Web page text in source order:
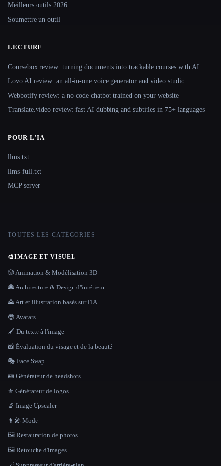
Meilleurs outils 2026
Soumettre un outil
LECTURE
Coursebox review: turning documents into trackable courses with AI
Lovo AI review: an all-in-one voice generator and video studio
Webbotify review: a no-code chatbot trained on your website
Translate.video review: fast AI dubbing and subtitles in 75+ languages
POUR L'IA
llms.txt
llms-full.txt
MCP server
TOUTES LES CATÉGORIES
🎨IMAGE ET VISUEL
🎲 Animation & Modélisation 3D
🏯 Architecture & Design d''intérieur
🌄 Art et illustration basés sur l'IA
😎 Avatars
🖌️ Du texte à l'image
📸 Évaluation du visage et de la beauté
🎭 Face Swap
🪪 Générateur de headshots
⚜️ Générateur de logos
🔬 Image Upscaler
👩‍🎤 Mode
🖼️ Restauration de photos
🖼️ Retouche d'images